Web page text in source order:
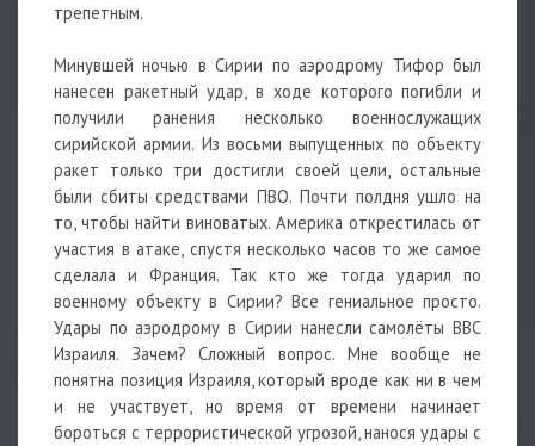
трепетным.
Минувшей ночью в Сирии по аэродрому Тифор был
нанесен ракетный удар, в ходе которого погибли и
получили ранения несколько военнослужащих
сирийской армии. Из восьми выпущенных по объекту
ракет только три достигли своей цели, остальные
были сбиты средствами ПВО. Почти полдня ушло на
то, чтобы найти виноватых. Америка открестилась от
участия в атаке, спустя несколько часов то же самое
сделала и Франция. Так кто же тогда ударил по
военному объекту в Сирии? Все гениальное просто.
Удары по аэродрому в Сирии нанесли самолёты ВВС
Израиля. Зачем? Сложный вопрос. Мне вообще не
понятна позиция Израиля, который вроде как ни в чем
и не участвует, но время от времени начинает
бороться с террористической угрозой, нанося удары с